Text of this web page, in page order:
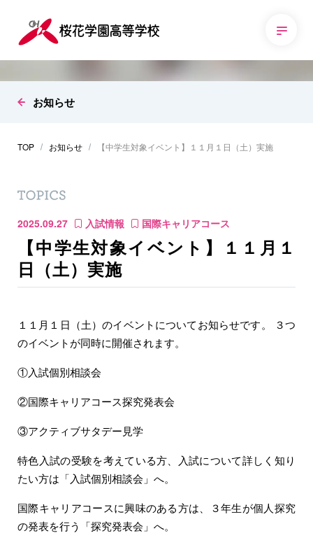
お知らせ
TOP お知らせ 【中学生対象イベント】１１月１日（土）実施
2025.09.27 入試情報 国際キャリアコース
【中学生対象イベント】１１月１
日（土）実施
１１月１日（土）のイベントについてお知らせです。 ３つ
のイベントが同時に開催されます。
①入試個別相談会
②国際キャリアコース探究発表会
③アクティブサタデー見学
特色入試の受験を考えている方、入試について詳しく知り
たい方は「入試個別相談会」へ。
国際キャリアコースに興味のある方は、３年生が個人探究
の発表を行う「探究発表会」へ。